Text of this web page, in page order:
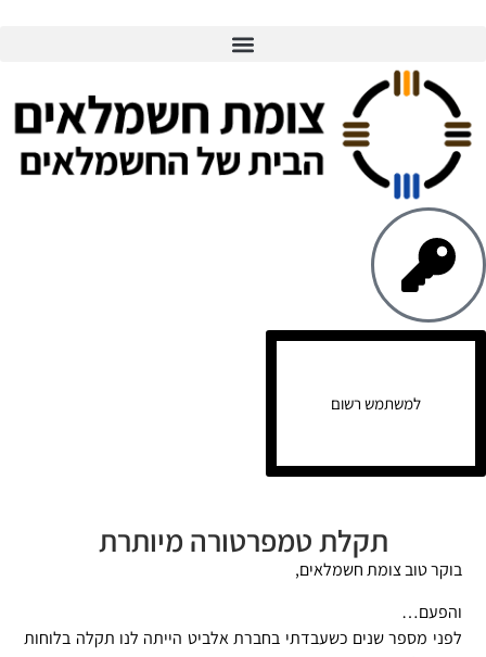
למשתמש רשום
תקלת טמפרטורה מיותרת
בוקר טובצומת חשמלאים,
והפעם…
לפני מספר שנים כשעבדתי בחברת אלביט הייתה לנו תקלה בלוחות